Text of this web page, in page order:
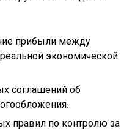
прибыли между
экономической
соглашений об
правил по контролю за